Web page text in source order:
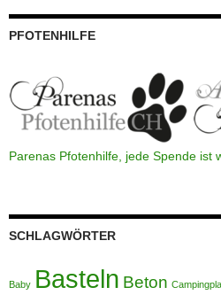
PFOTENHILFE
Parenas Pfotenhilfe, jede Spende ist
SCHLAGWÖRTER
Baby Basteln Beton